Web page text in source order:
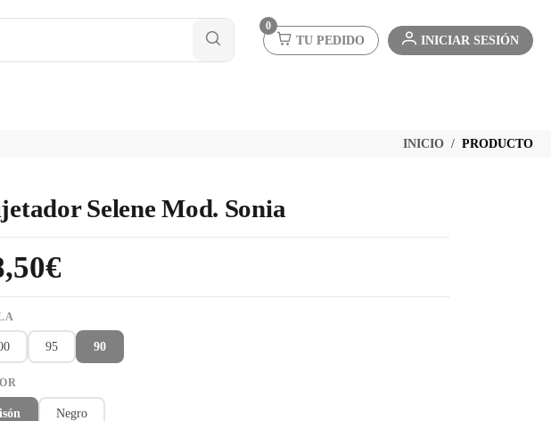
0
TU PEDIDO INICIAR SESIÓN
INICIO PRODUCTO
Selene Mod. Sonia
95 90
Negro